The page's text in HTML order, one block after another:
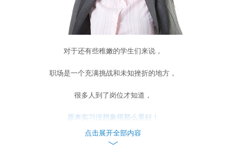
对于还有些稚嫩的学生们来说，
职场是一个充满挑战和未知挫折的地方，
很多人到了岗位才知道，
原来实习没想象得那么美好！
但学姐想告诉你们：
点击展开全部内容